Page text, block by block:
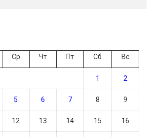
Ср Чт Пт Сб Вс
1 2
5 6 7 8 9
12 13 14 15 16